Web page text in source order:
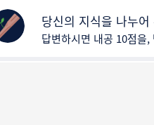
당신의 지식을 나누어
답변하시면 내공 10점을